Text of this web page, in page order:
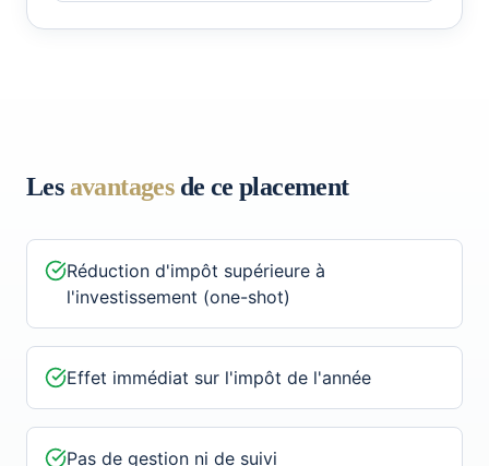
Lesavantagesde ce placement
Réduction d'impôt supérieure à
l'investissement (one-shot)
Effet immédiat sur l'impôt de l'année
Pas de gestion ni de suivi